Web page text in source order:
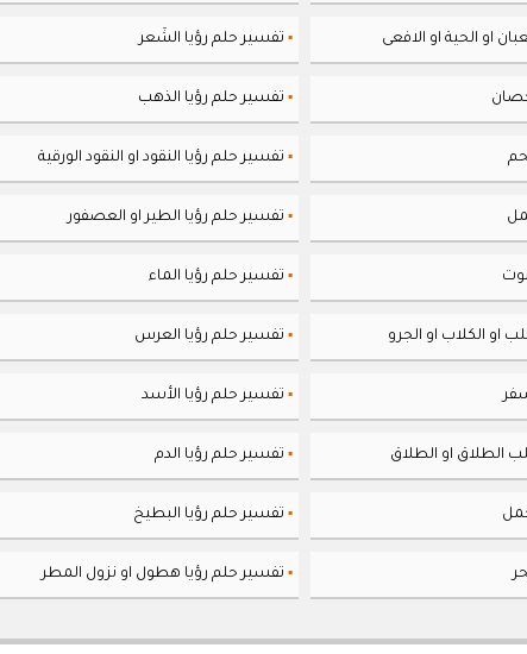
او الحية او الافعى ▪ تفسير حلم رؤيا الشَعر
▪ تفسير حلم رؤيا الذهب
▪ تفسير حلم رؤيا النقود او النقود الورقية
▪ تفسير حلم رؤيا الطير او العصفور
▪ تفسير حلم رؤيا الماء
او الكلاب او الجرو ▪ تفسير حلم رؤيا العرس
▪ تفسير حلم رؤيا الأسد
الطلاق او الطلاق ▪ تفسير حلم رؤيا الدم
▪ تفسير حلم رؤيا البطيخ
▪ تفسير حلم رؤيا هطول او نزول المطر